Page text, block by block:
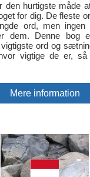
den hurtigste måde
for dig. De fleste
ord, men ingen
dem. Denne bog
vigtigste ord og
vigtige de er,
Mere information